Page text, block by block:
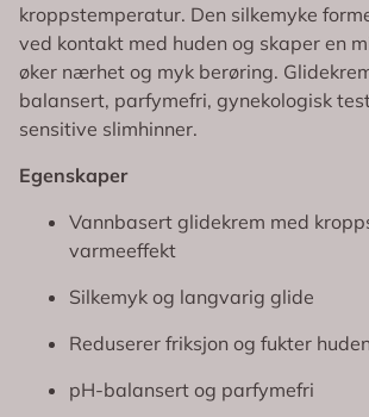
kroppstemperatur. Den silkemyke
ved kontakt med huden og skaper en
øker nærhet og myk berøring.
balansert, parfymefri, gynekologisk
sensitive slimhinner.
Egenskaper
Vannbasert glidekrem med
varmeeffekt
Silkemyk og langvarig glide
Reduserer friksjon og fukter huden
pH-balansert og parfymefri